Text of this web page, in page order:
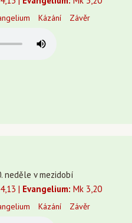
Kázání Závěr
neděle v mezidobí
| Evangelium: Mk 3,20
Kázání Závěr